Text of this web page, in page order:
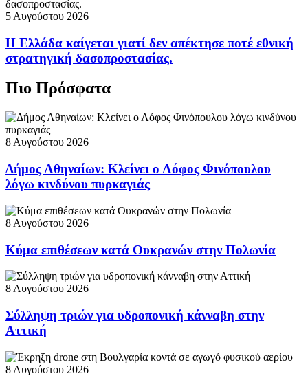
5 Αυγούστου 2026
Η Ελλάδα καίγεται γιατί δεν απέκτησε ποτέ εθνική
στρατηγική δασοπροστασίας.
Πιο Πρόσφατα
8 Αυγούστου 2026
Δήμος Αθηναίων: Κλείνει ο Λόφος Φινόπουλου
λόγω κινδύνου πυρκαγιάς
8 Αυγούστου 2026
Κύμα επιθέσεων κατά Ουκρανών στην Πολωνία
8 Αυγούστου 2026
Σύλληψη τριών για υδροπονική κάνναβη στην
Αττική
8 Αυγούστου 2026